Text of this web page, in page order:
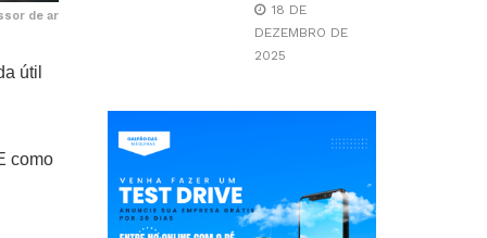
de ar
útil
como
18 DE
DEZEMBRO DE
2025